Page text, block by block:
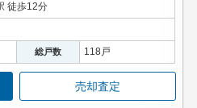
徒歩12分
総戸数 118戸
売却査定